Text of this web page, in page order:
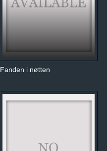
Fanden i nøtten